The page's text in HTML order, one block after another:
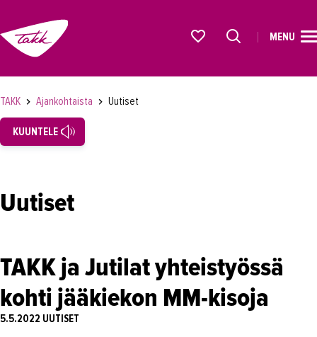
OPISKELIJAKSI
YRITYKSILLE
AJANKOHTAISTA
Uutiset
Loistoduuni
Asiakaslehti Sauma
MENU
TAKK Ajankohtaista Uutiset
KUUNTELE
Uutiset
TAKK ja Jutilat yhteistyössä
kohti jääkiekon MM-kisoja
5.5.2022 UUTISET